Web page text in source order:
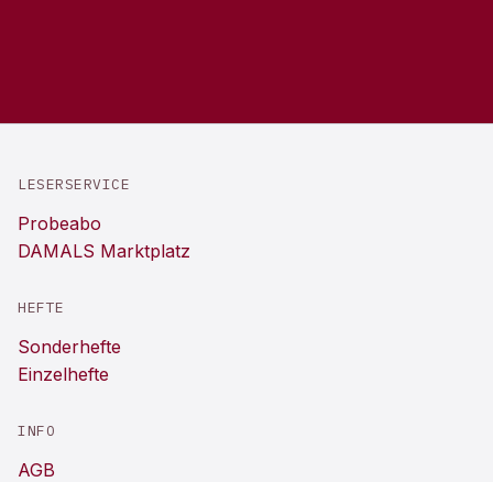
LESERSERVICE
Probeabo
DAMALS Marktplatz
HEFTE
Sonderhefte
Einzelhefte
INFO
AGB